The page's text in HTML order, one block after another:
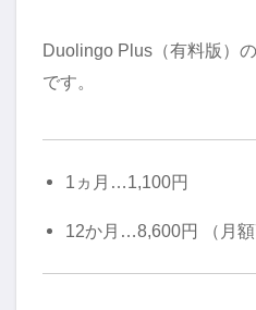
Duolingo Plus（有料版）
です。
1ヵ月…1,100円
12か月…8,600円 （月額